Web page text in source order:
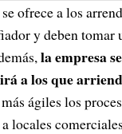
ofrece a los
y deben tomar
la empresa
a los que
ágiles los
locales